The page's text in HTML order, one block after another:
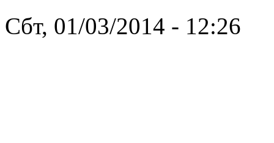
Сбт, 01/03/2014 - 12:26